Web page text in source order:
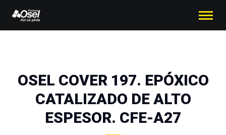
OSEL COVER 197. EPÓXICO
CATALIZADO DE ALTO
ESPESOR. CFE-A27